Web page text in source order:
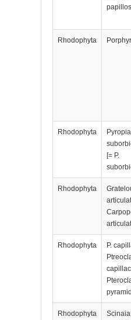
Rhodophyta
Rhodophyta
Pyropia
[= P.
Rhodophyta
Rhodophyta
P.
Rhodophyta
Scinaia